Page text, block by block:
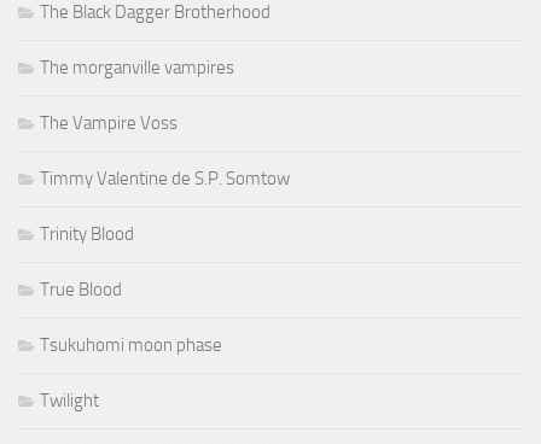
The Black Dagger Brotherhood
The morganville vampires
The Vampire Voss
Timmy Valentine de S.P. Somtow
Trinity Blood
True Blood
Tsukuhomi moon phase
Twilight